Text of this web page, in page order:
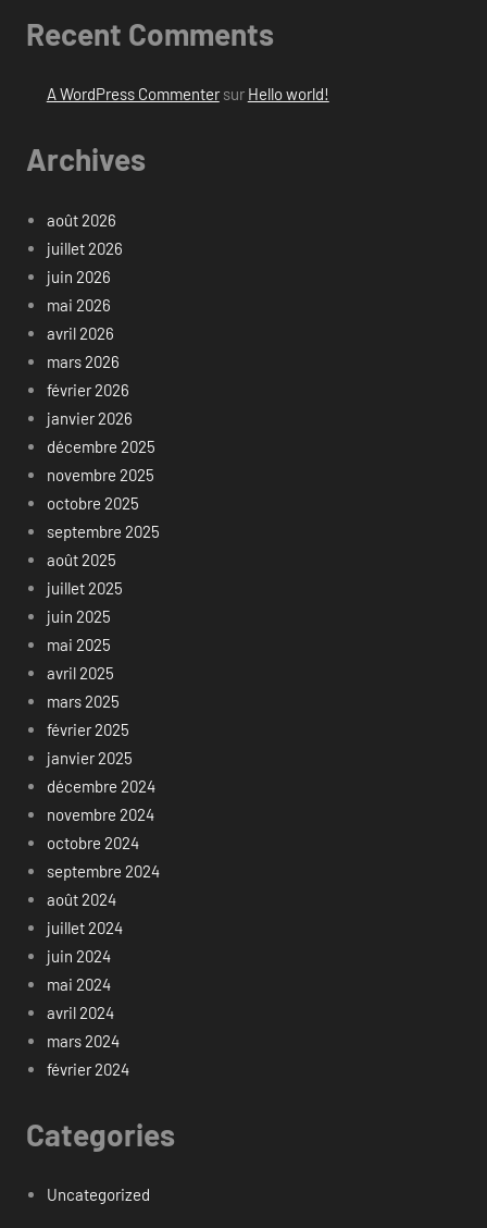
Recent Comments
A WordPress Commentersur Hello world!
Archives
août 2026
juillet 2026
juin 2026
mai 2026
avril 2026
mars 2026
février 2026
janvier 2026
décembre 2025
novembre 2025
octobre 2025
septembre 2025
août 2025
juillet 2025
juin 2025
mai 2025
avril 2025
mars 2025
février 2025
janvier 2025
décembre 2024
novembre 2024
octobre 2024
septembre 2024
août 2024
juillet 2024
juin 2024
mai 2024
avril 2024
mars 2024
février 2024
Categories
Uncategorized